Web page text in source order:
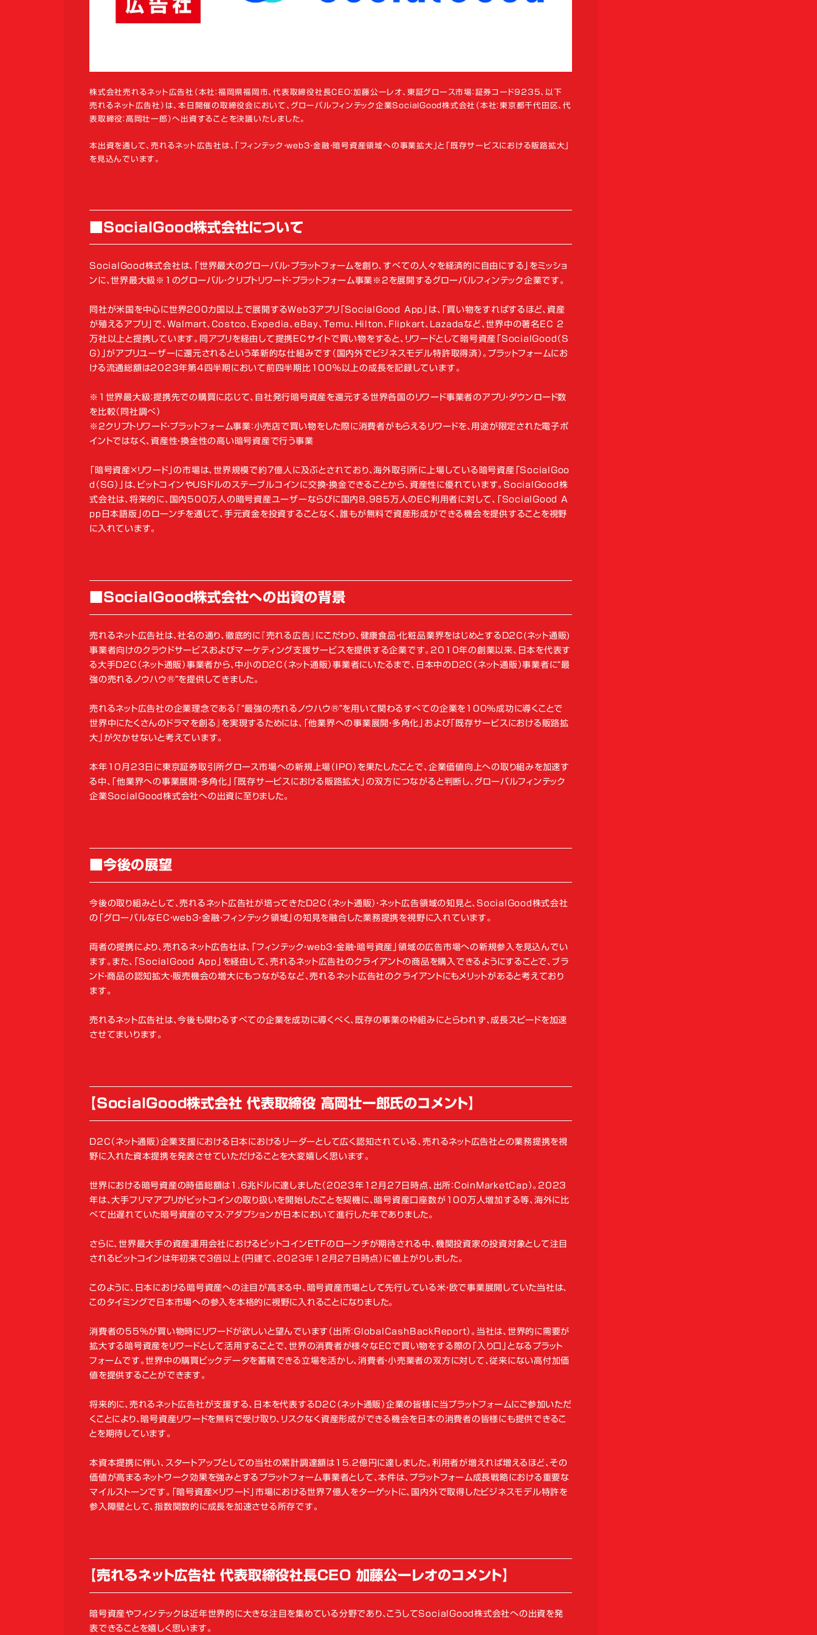
株式会社売れるネット広告社（本社：福岡県福岡市、代表取締役社長CEO：加藤公一レオ、東証グロース市場：証券コード9235、以下
売れるネット広告社）は、本日開催の取締役会において、グローバルフィンテック企業SocialGood株式会社（本社：東京都千代田区、代
表取締役：高岡壮一郎）へ出資することを決議いたしました。
本出資を通して、売れるネット広告社は、「フィンテック・web3・金融・暗号資産領域への事業拡大」と「既存サービスにおける販路拡大」
を見込んでいます。
■SocialGood株式会社について
SocialGood株式会社は、「世界最大のグローバル・プラットフォームを創り、すべての人々を経済的に自由にする」をミッショ
ンに、世界最大級※1のグローバル・クリプトリワード・プラットフォーム事業※2を展開するグローバルフィンテック企業です。
同社が米国を中心に世界200カ国以上で展開するWeb3アプリ「SocialGood App」は、「買い物をすればするほど、資産
が殖えるアプリ」で、Walmart、Costco、Expedia、eBay、Temu、Hilton、Flipkart、Lazadaなど、世界中の著名EC 2
万社以上と提携しています。同アプリを経由して提携ECサイトで買い物をすると、リワードとして暗号資産「SocialGood（S
G）」がアプリユーザーに還元されるという革新的な仕組みです（国内外でビジネスモデル特許取得済）。プラットフォームにお
ける流通総額は2023年第4四半期において前四半期比100％以上の成長を記録しています。
※1世界最大級：提携先での購買に応じて、自社発行暗号資産を還元する世界各国のリワード事業者のアプリ・ダウンロード数
を比較（同社調べ）
※2クリプトリワード・プラットフォーム事業：小売店で買い物をした際に消費者がもらえるリワードを、用途が限定された電子ポ
イントではなく、資産性・換金性の高い暗号資産で行う事業
「暗号資産×リワード」の市場は、世界規模で約7億人に及ぶとされており、海外取引所に上場している暗号資産「SocialGoo
d（SG）」は、ビットコインやUSドルのステーブルコインに交換・換金できることから、資産性に優れています。SocialGood株
式会社は、将来的に、国内500万人の暗号資産ユーザーならびに国内8,985万人のEC利用者に対して、「SocialGood A
pp日本語版」のローンチを通じて、手元資金を投資することなく、誰もが無料で資産形成ができる機会を提供することを視野
に入れています。
■SocialGood株式会社への出資の背景
売れるネット広告社は、社名の通り、徹底的に『売れる広告』にこだわり、健康食品・化粧品業界をはじめとするD2C(ネット通販)
事業者向けのクラウドサービスおよびマーケティング支援サービスを提供する企業です。2010年の創業以来、日本を代表す
る大手D2C（ネット通販）事業者から、中小のD2C（ネット通販）事業者にいたるまで、日本中のD2C（ネット通販）事業者に“最
強の売れるノウハウ®”を提供してきました。
売れるネット広告社の企業理念である『“最強の売れるノウハウ®”を用いて関わるすべての企業を100％成功に導くことで
世界中にたくさんのドラマを創る』を実現するためには、「他業界への事業展開・多角化」および「既存サービスにおける販路拡
大」が欠かせないと考えています。
本年10月23日に東京証券取引所グロース市場への新規上場（IPO）を果たしたことで、企業価値向上への取り組みを加速す
る中、「他業界への事業展開・多角化」「既存サービスにおける販路拡大」の双方につながると判断し、グローバルフィンテック
企業SocialGood株式会社への出資に至りました。
■今後の展望
今後の取り組みとして、売れるネット広告社が培ってきたD2C（ネット通販）・ネット広告領域の知見と、SocialGood株式会社
の「グローバルなEC・web3・金融・フィンテック領域」の知見を融合した業務提携を視野に入れています。
両者の提携により、売れるネット広告社は、「フィンテック・web3・金融・暗号資産」領域の広告市場への新規参入を見込んでい
ます。また、「SocialGood App」を経由して、売れるネット広告社のクライアントの商品を購入できるようにすることで、ブラ
ンド・商品の認知拡大・販売機会の増大にもつながるなど、売れるネット広告社のクライアントにもメリットがあると考えており
ます。
売れるネット広告社は、今後も関わるすべての企業を成功に導くべく、既存の事業の枠組みにとらわれず、成長スピードを加速
させてまいります。
【SocialGood株式会社 代表取締役 高岡壮一郎氏のコメント】
D2C（ネット通販）企業支援における日本におけるリーダーとして広く認知されている、売れるネット広告社との業務提携を視
野に入れた資本提携を発表させていただけることを大変嬉しく思います。
世界における暗号資産の時価総額は1.6兆ドルに達しました（2023年12月27日時点、出所：CoinMarketCap）。2023
年は、大手フリマアプリがビットコインの取り扱いを開始したことを契機に、暗号資産口座数が100万人増加する等、海外に比
べて出遅れていた暗号資産のマス・アダプションが日本において進行した年でありました。
さらに、世界最大手の資産運用会社におけるビットコインETFのローンチが期待される中、機関投資家の投資対象として注目
されるビットコインは年初来で3倍以上（円建て、2023年12月27日時点）に値上がりしました。
このように、日本における暗号資産への注目が高まる中、暗号資産市場として先行している米・欧で事業展開していた当社は、
このタイミングで日本市場への参入を本格的に視野に入れることになりました。
消費者の55％が買い物時にリワードが欲しいと望んでいます（出所：GlobalCashBackReport）。当社は、世界的に需要が
拡大する暗号資産をリワードとして活用することで、世界の消費者が様々なECで買い物をする際の「入り口」となるプラット
フォームです。世界中の購買ビックデータを蓄積できる立場を活かし、消費者・小売業者の双方に対して、従来にない高付加価
値を提供することができます。
将来的に、売れるネット広告社が支援する、日本を代表するD2C（ネット通販）企業の皆様に当プラットフォームにご参加いただ
くことにより、暗号資産リワードを無料で受け取り、リスクなく資産形成ができる機会を日本の消費者の皆様にも提供できるこ
とを期待しています。
本資本提携に伴い、スタートアップとしての当社の累計調達額は15.2億円に達しました。利用者が増えれば増えるほど、その
価値が高まるネットワーク効果を強みとするプラットフォーム事業者として、本件は、プラットフォーム成長戦略における重要な
マイルストーンです。「暗号資産×リワード」市場における世界7億人をターゲットに、国内外で取得したビジネスモデル特許を
参入障壁として、指数関数的に成長を加速させる所存です。
【売れるネット広告社 代表取締役社長CEO 加藤公一レオのコメント】
暗号資産やフィンテックは近年世界的に大きな注目を集めている分野であり、こうしてSocialGood株式会社への出資を発
表できることを嬉しく思います。